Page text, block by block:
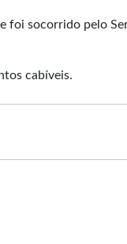
foi socorrido pelo
cabíveis.